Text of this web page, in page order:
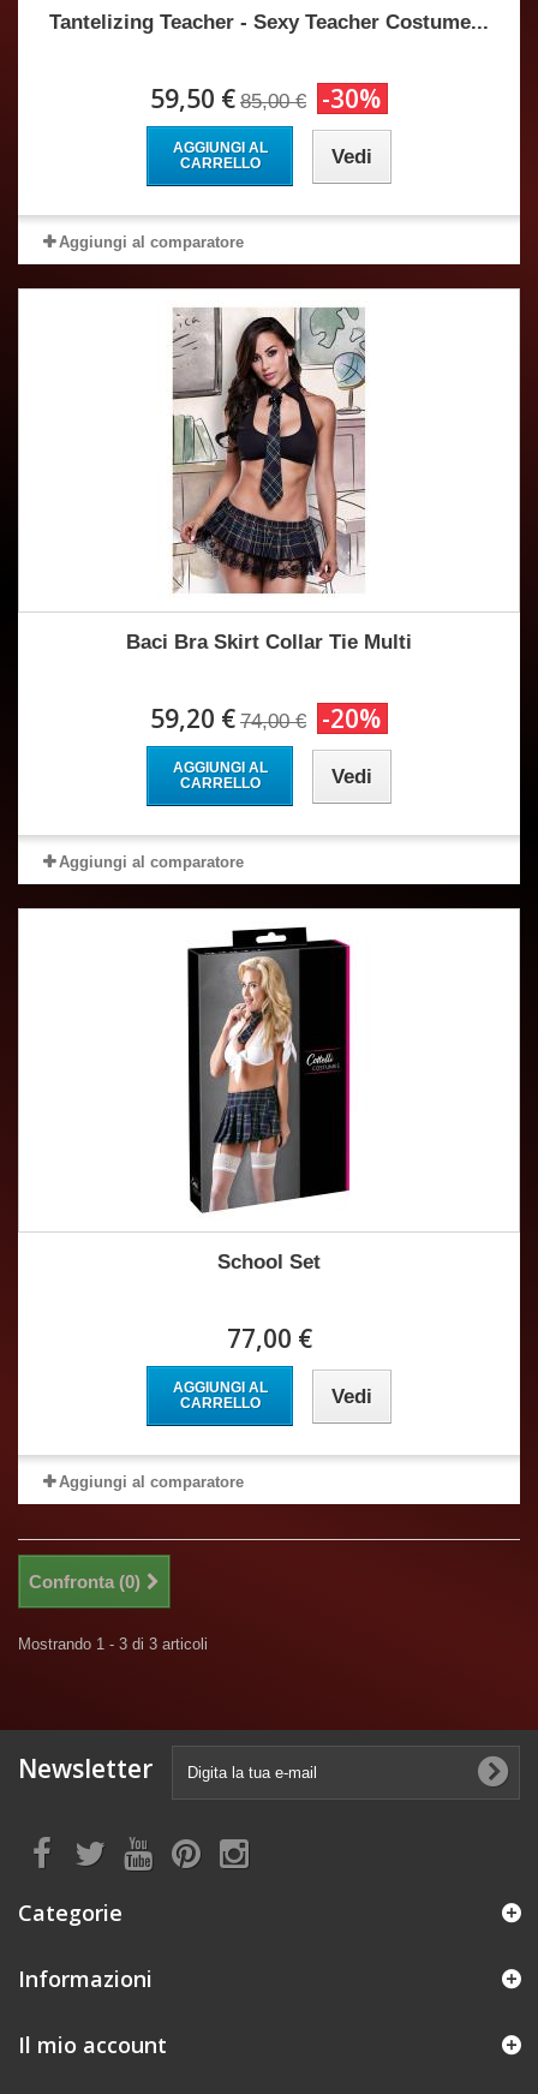
Tantelizing Teacher - Sexy Teacher Costume...
59,50 € 85,00 € -30%
AGGIUNGI AL
CARRELLO
Vedi
Aggiungi al comparatore
Baci Bra Skirt Collar Tie Multi
59,20 € 74,00 € -20%
AGGIUNGI AL
CARRELLO
Vedi
Aggiungi al comparatore
School Set
77,00 €
AGGIUNGI AL
CARRELLO
Vedi
Aggiungi al comparatore
Confronta (0)
Mostrando 1 - 3 di 3 articoli
Newsletter
Categorie
Informazioni
Il mio account